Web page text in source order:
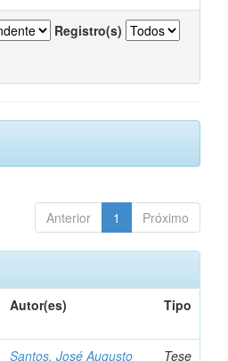
Registro(s)
Anterior 1 Próximo
Autor(es) Tipo
Santos, José Augusto Tese